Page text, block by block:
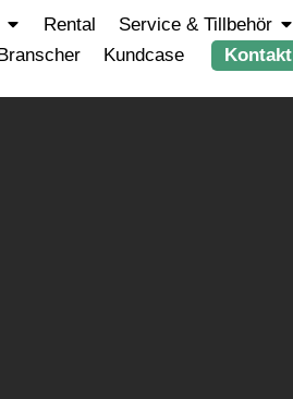
Rental
Service & Tillbehör
Branscher
Kundcase Kontakt